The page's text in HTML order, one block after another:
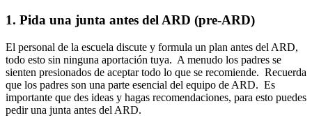
1. Pida una junta antes del ARD (pre-ARD)
El personal de la escuela discute y formula un plan antes del ARD,
todo esto sin ninguna aportación tuya. A menudo los padres se
sienten presionados de aceptar todo lo que se recomiende. Recuerda
que los padres son una parte esencial del equipo de ARD. Es
importante que des ideas y hagas recomendaciones, para esto puedes
pedir una junta antes del ARD.